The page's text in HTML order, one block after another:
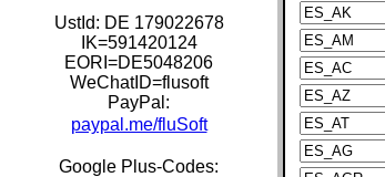
UstId: DE 179022678
IK=591420124
EORI=DE5048206
WeChatID=flusoft
PayPal:
paypal.me/fluSoft
Google Plus-Codes: